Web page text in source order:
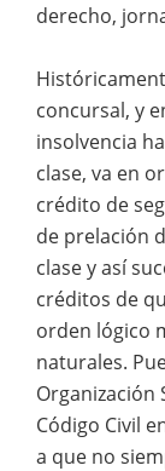
derecho,
concursal, y
insolvencia
clase, va en
crédito de
de prelación
clase y así
créditos de
orden lógico
naturales.
Organización
Código Civil
a que no